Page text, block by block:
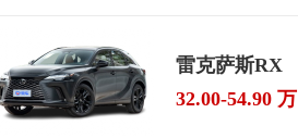
雷克萨斯RX
32.00-54.90 万